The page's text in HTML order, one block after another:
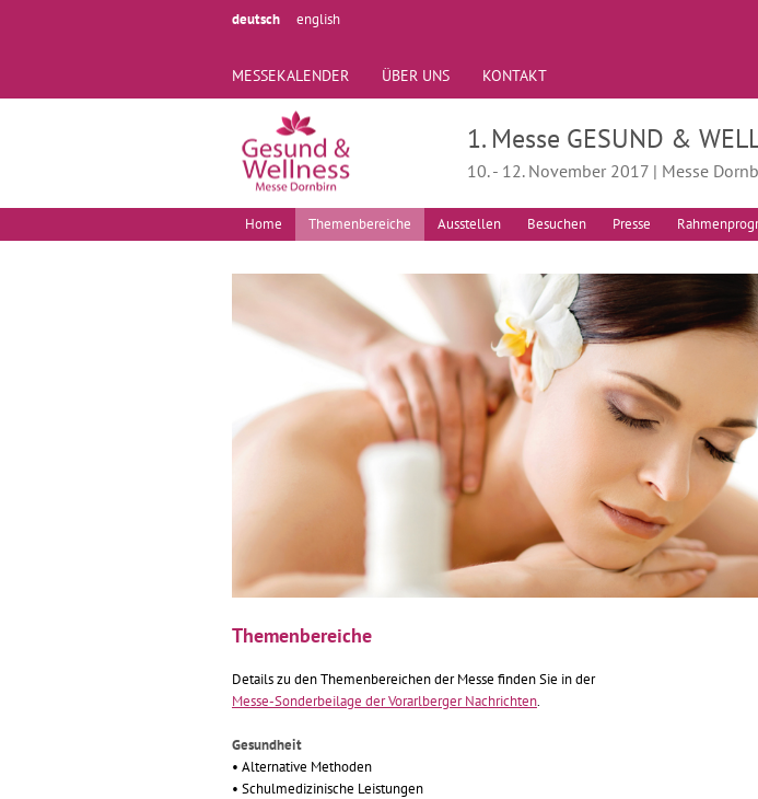
deutsch english
MESSEKALENDER ÜBER UNS KONTAKT
1. Messe GESUND &
10. - 12. November 2017 | Messe
Home Themenbereiche Ausstellen Besuchen Presse
Themenbereiche
Details zu den Themenbereichen der Messe finden Sie in der
Messe-Sonderbeilage der Vorarlberger Nachrichten.
Gesundheit
• Alternative Methoden
• Schulmedizinische Leistungen